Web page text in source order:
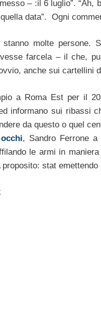
– :il 6 luglio”.
data”. Ogni
molte persone.
farcela – il che,
anche sui cartellini
a Roma Est per il
informano sui ribassi
da questo o quel
occhi, Sandro Ferrone
le armi in
stat